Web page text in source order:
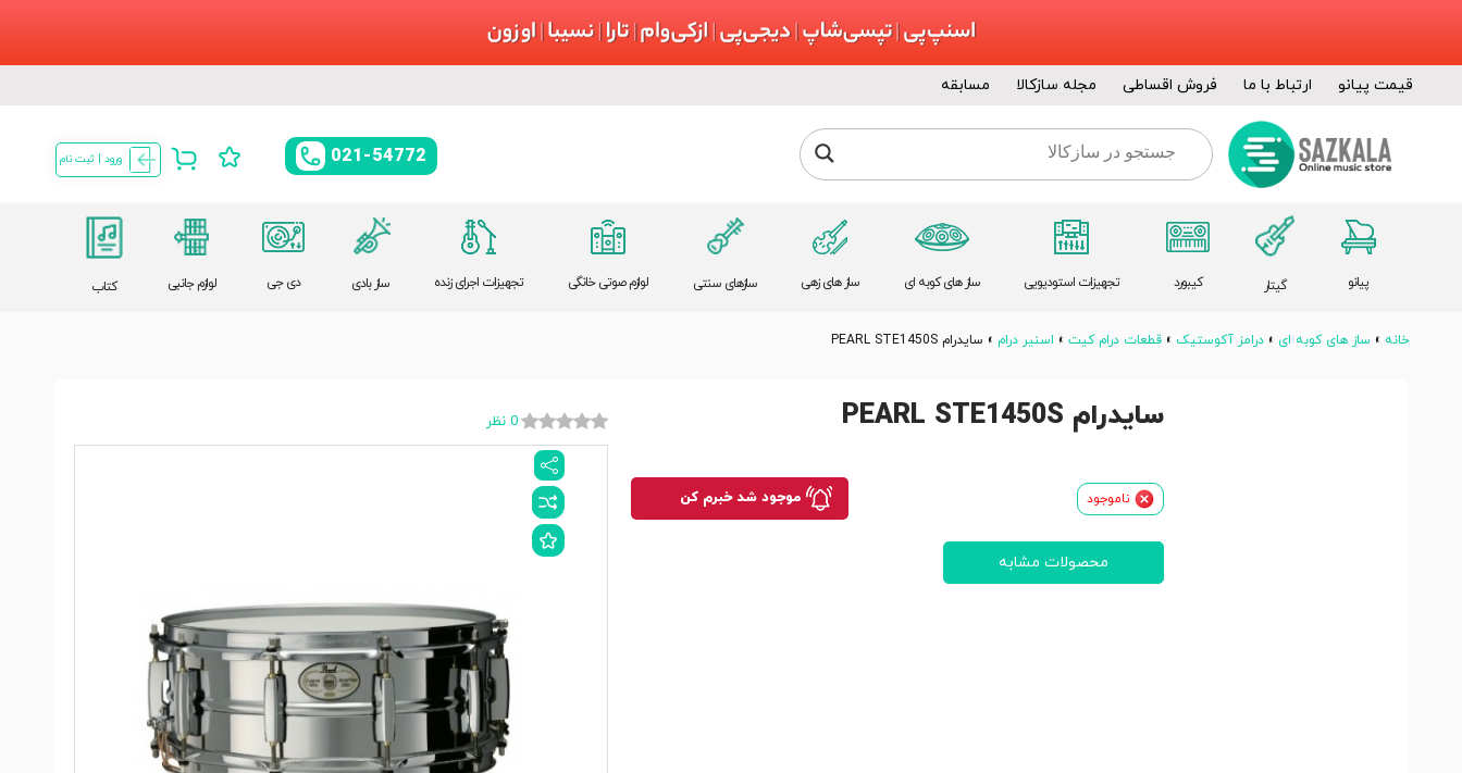
قیمت پیانو ارتباط با ما فروش اقساطی مجله سازکالا مسابقه
ورود | ثبت نام 021-54772
پیانو گیتار کیبورد تجهیزات استودیویی ساز های کوبه ای ساز های زهی سازهای سنتی لوازم صوتی خانگی تجهیزات اجرای زنده ساز بادی دی جی لوازم جانبی کتاب
خانه » ساز های کوبه ای »درامز آکوستیک »قطعات درام کیت » اسنیر درام » سایدرام PEARL STE1450S
سایدرام PEARL STE1450S
موجود شد خبرم کن ناموجود
محصولات مشابه
0 نظر